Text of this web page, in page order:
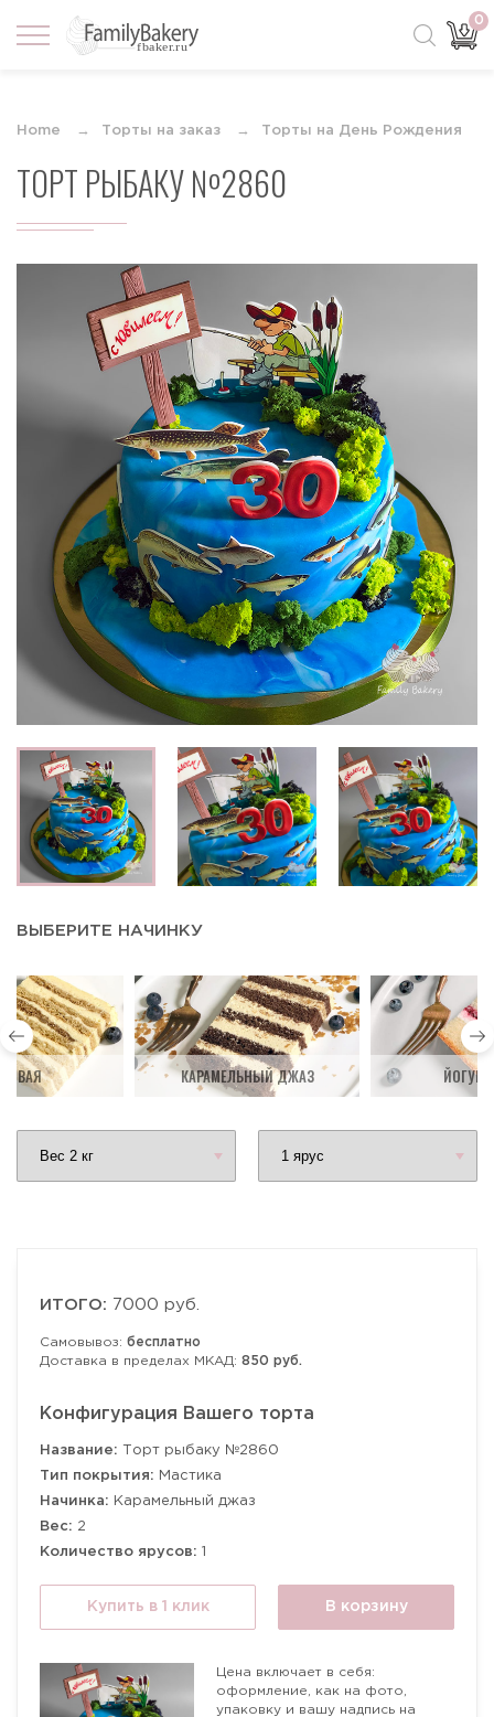
0
Home Торты на заказ Торты на День Рождения
ТОРТ РЫБАКУ №2860
ВЫБЕРИТЕ НАЧИНКУ
КАРАМЕЛЬНЫЙ ДЖАЗ
ИТОГО: 7000 руб.
Самовывоз: бесплатно
Доставка в пределах МКАД: 850 руб.
Конфигурация Вашего торта
Название: Торт рыбаку №2860
Тип покрытия: Мастика
Начинка: Карамельный джаз
Вес: 2
Количество ярусов: 1
Купить в 1 клик В корзину
Цена включает в себя:
оформление, как на фото,
упаковку и вашу надпись на